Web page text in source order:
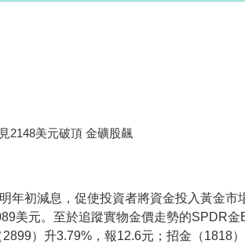
2148美元破頂 金礦股飆
年初減息，促使投資者將資金投入黃金
美元。至於追蹤實物金價走勢的SPDR
）升3.79%，報12.6元；招金（1818